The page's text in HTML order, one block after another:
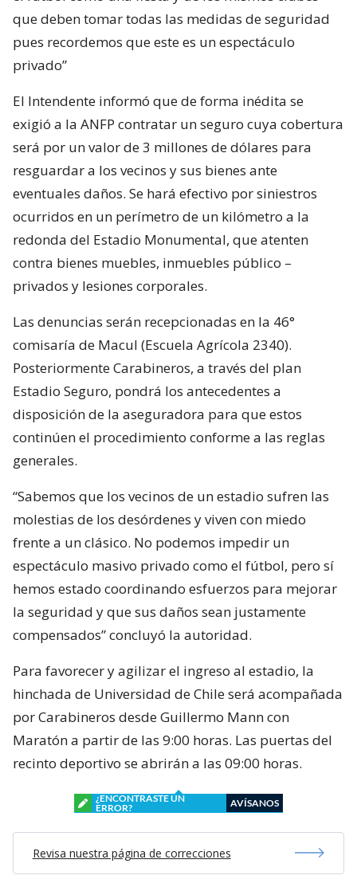
que deben tomar todas las medidas de seguridad
pues recordemos que este es un espectáculo
privado”
El Intendente informó que de forma inédita se
exigió a la ANFP contratar un seguro cuya cobertura
será por un valor de 3 millones de dólares para
resguardar a los vecinos y sus bienes ante
eventuales daños. Se hará efectivo por siniestros
ocurridos en un perímetro de un kilómetro a la
redonda del Estadio Monumental, que atenten
contra bienes muebles, inmuebles público –
privados y lesiones corporales.
Las denuncias serán recepcionadas en la 46°
comisaría de Macul (Escuela Agrícola 2340).
Posteriormente Carabineros, a través del plan
Estadio Seguro, pondrá los antecedentes a
disposición de la aseguradora para que estos
continúen el procedimiento conforme a las reglas
generales.
“Sabemos que los vecinos de un estadio sufren las
molestias de los desórdenes y viven con miedo
frente a un clásico. No podemos impedir un
espectáculo masivo privado como el fútbol, pero sí
hemos estado coordinando esfuerzos para mejorar
la seguridad y que sus daños sean justamente
compensados” concluyó la autoridad.
Para favorecer y agilizar el ingreso al estadio, la
hinchada de Universidad de Chile será acompañada
por Carabineros desde Guillermo Mann con
Maratón a partir de las 9:00 horas. Las puertas del
recinto deportivo se abrirán a las 09:00 horas.
¿ENCONTRASTE UN
ERROR?
AVÍSANOS
Revisa nuestra página de correcciones